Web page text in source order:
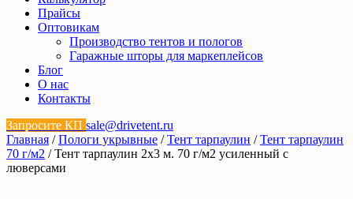
Прайсы
Оптовикам
Производство тентов и пологов
Гаражные шторы для маркеплейсов
Блог
О нас
Контакты
Запросите КП sale@drivetent.ru
Главная /Пологи укрывные /Тент тарпаулин /Тент тарпаулин
70 г/м2 / Тент тарпаулин 2х3 м. 70 г/м2 усиленный с
люверсами